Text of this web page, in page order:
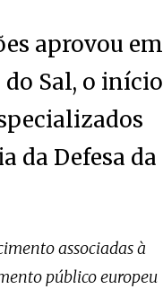
aprovou em
Sal, o início
da Defesa da
associadas à
público europeu